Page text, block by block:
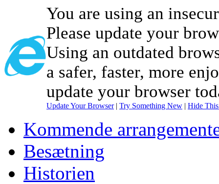
You are using an
Please update your
Using an outdated
a safer, faster, more
update your browser
Update Your Browser| Try Something New | Hide
Kommende
Besætning
Historien